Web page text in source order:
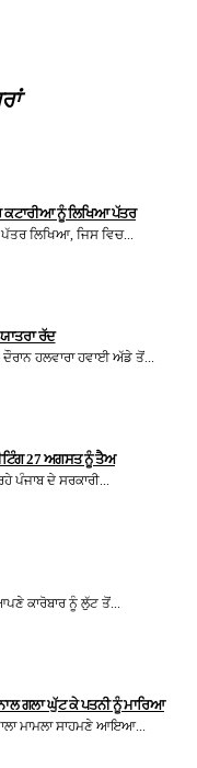
ਕਟਾਰੀਆ ਨੂੰ ਲਿਖਿਆ ਪੱਤਰ
ਲਿਖਿਆ, ਜਿਸ ਵਿਚ...
ਰੱਦ
ਹਲਵਾਰਾ ਹਵਾਈ ਅੱਡੇ ਤੋਂ...
27 ਅਗਸਤ ਨੂੰ ਤੈਅ
ਪੰਜਾਬ ਦੇ ਸਰਕਾਰੀ...
ਕਾਰੋਬਾਰ ਨੂੰ ਲੁੱਟ ਤੋਂ...
ਗਲਾ ਘੁੱਟ ਕੇ ਪਤਨੀ ਨੂੰ ਮਾਰਿਆ
ਮਾਮਲਾ ਸਾਹਮਣੇ ਆਇਆ...